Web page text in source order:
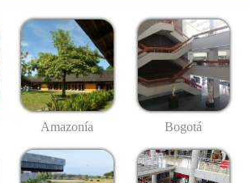
Amazonía Bogotá